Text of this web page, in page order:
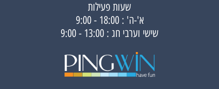
שעות פעילות
א'-ה' : 18:00 - 9:00
שישי וערבי חג : 13:00 - 9:00